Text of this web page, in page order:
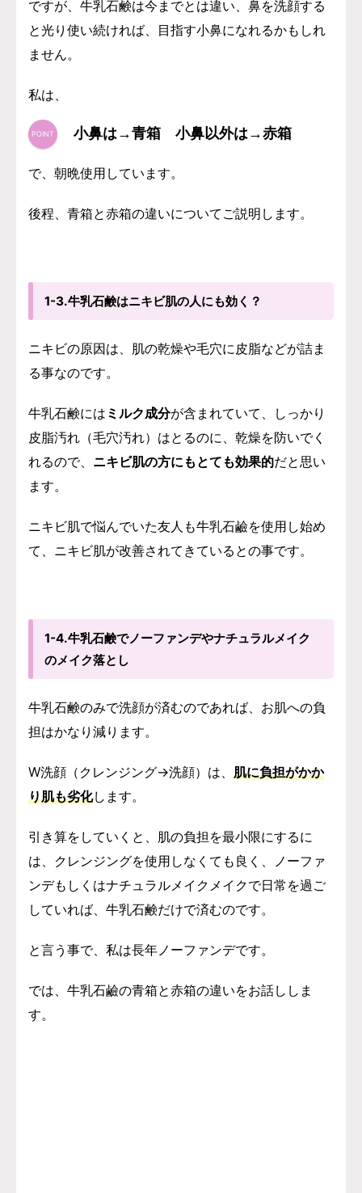
ですが、牛乳石鹸は今までとは違い、鼻を洗顔する
と光り 使い続ければ、目指す小鼻になれるかもしれ
ません。
私は、
小鼻は→青箱 小鼻以外は→赤箱
で、朝晩使用しています。
後程、青箱と赤箱の違いについてご説明します。
1-3.牛乳石鹸はニキビ肌の人にも効く？
ニキビの原因は、肌の乾燥や毛穴に皮脂などが詰ま
る事なのです。
牛乳石鹸には ミルク成分が含まれていて、しっかり
皮脂汚れ（毛穴汚れ）はとるのに、乾燥を防いでく
れるので、 ニキビ肌の方にもとても効果的だと思い
ます。
ニキビ肌で悩んでいた友人も牛乳石鹼を使用し始め
て、ニキビ肌が改善されてきているとの事です。
1-4.牛乳石鹸でノーファンデやナチュラルメイク
のメイク落とし
牛乳石鹸のみで洗顔が済むのであれば、お肌への負
担はかなり減ります。
W洗顔（クレンジング→洗顔）は、 肌に負担がかか
り肌も劣化します。
引き算をしていくと、肌の負担を最小限にするに
は、クレンジングを使用しなくても良く、ノーファ
ンデもしくはナチュラルメイクメイクで日常を過ご
していれば、牛乳石鹸だけで済むのです。
と言う事で、私は長年ノーファンデです。
では、牛乳石鹼の青箱と赤箱の違いをお話ししま
す。